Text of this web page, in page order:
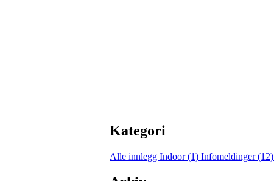
Kategori
Alle innlegg Indoor (1) Infomeldinger (12)